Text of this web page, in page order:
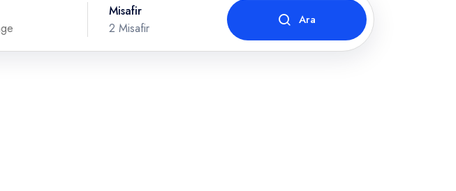
RUB
Misafir
2 Misafir
Ara